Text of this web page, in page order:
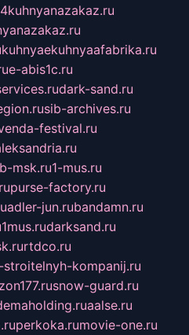
kuhnyaekuhnyaafabrika.ru
e-abis1c.ru
dark-sand.ru
sib-archives.ru
festival.ru
msk.ru1-mus.ru
purse-factory.ru
adler-jun.rubandamn.ru
1mus.rudarksand.ru
rtdco.ru
kompanij.ru
snow-guard.ru
aalse.ru
perkoka.rumovie-one.ru